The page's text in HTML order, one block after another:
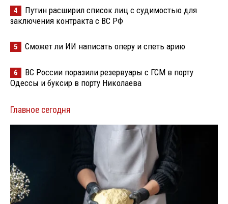
4
Путин расширил список лиц с судимостью для
заключения контракта с ВС РФ
5 Сможет ли ИИ написать оперу и спеть арию
6
ВС России поразили резервуары с ГСМ в порту
Одессы и буксир в порту Николаева
Главное сегодня